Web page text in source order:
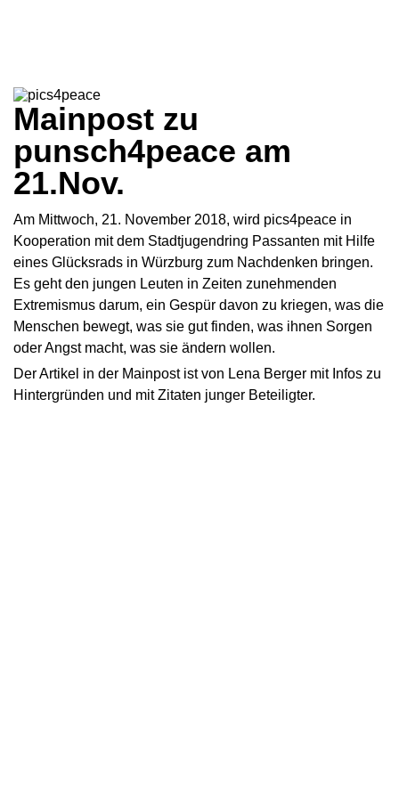
Mainpost zu
punsch4peace am
21.Nov.
Am Mittwoch, 21. November 2018, wird pics4peace in
Kooperation mit dem Stadtjugendring Passanten mit Hilfe
eines Glücksrads in Würzburg zum Nachdenken bringen.
Es geht den jungen Leuten in Zeiten zunehmenden
Extremismus darum, ein Gespür davon zu kriegen, was die
Menschen bewegt, was sie gut finden, was ihnen Sorgen
oder Angst macht, was sie ändern wollen.
Der Artikel in der Mainpost ist von Lena Berger mit Infos zu
Hintergründen und mit Zitaten junger Beteiligter.